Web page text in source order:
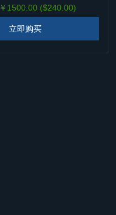
￥1500.00 ($240.00)
立即购买